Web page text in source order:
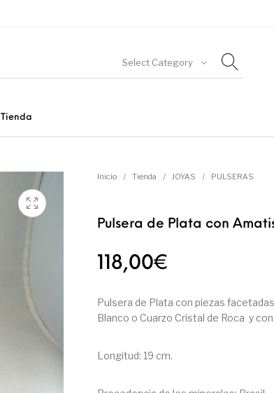
Select Category
Tienda
CONSUMO
Inicio / Tienda / JOYAS / PULSERAS
Pulsera de Plata con
118,00€
Pulsera de Plata con piezas
Blanco o Cuarzo Cristal de Roca y
Longitud: 19 cm.